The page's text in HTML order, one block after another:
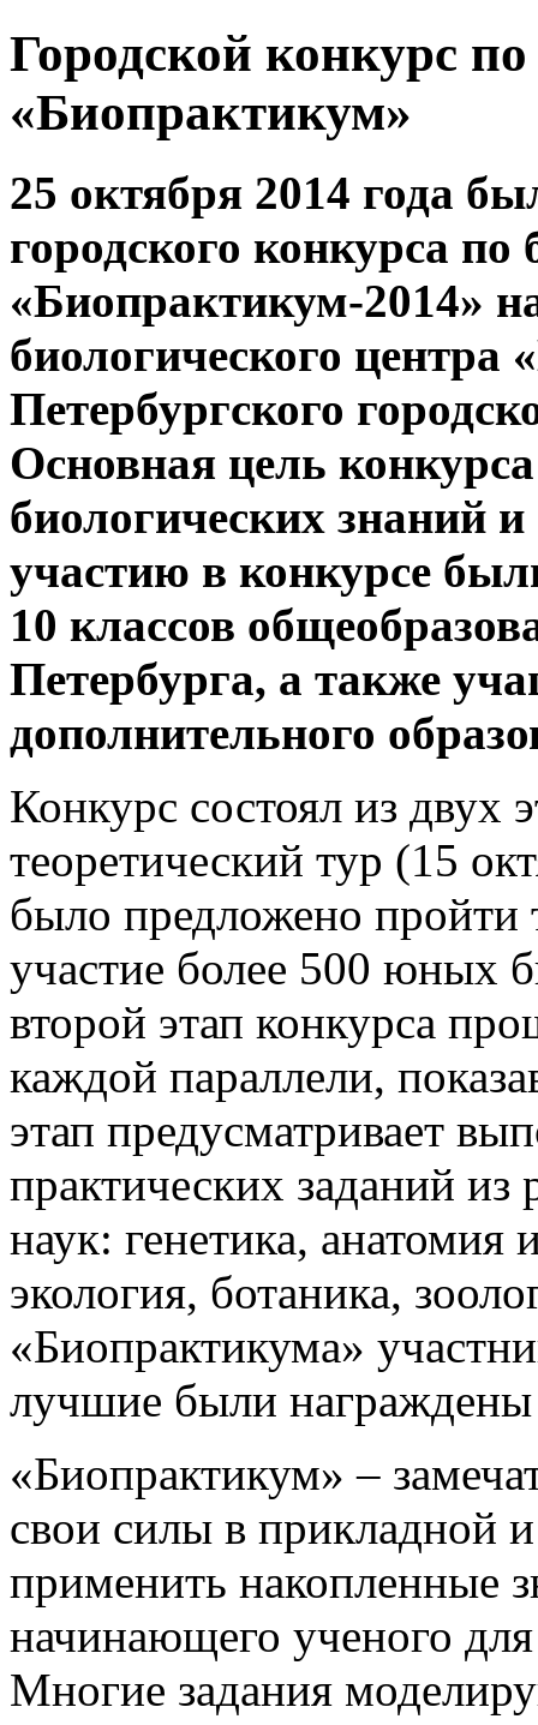
Городской конкурс
«Биопрактикум»
25 октября 2014 года
городского конкурса по
«Биопрактикум-2014»
биологического центра
Петербургского
Основная цель
биологических знаний
участию в конкурсе
10 классов
Петербурга, а также
дополнительного
Конкурс состоял из двух
теоретический тур (15
было предложено пройти
участие более 500 юных
второй этап конкурса
каждой параллели,
этап предусматривает
практических заданий из
наук: генетика, анатомия
экология, ботаника,
«Биопрактикума»
лучшие были
«Биопрактикум» –
свои силы в прикладной
применить накопленные
начинающего ученого
Многие задания